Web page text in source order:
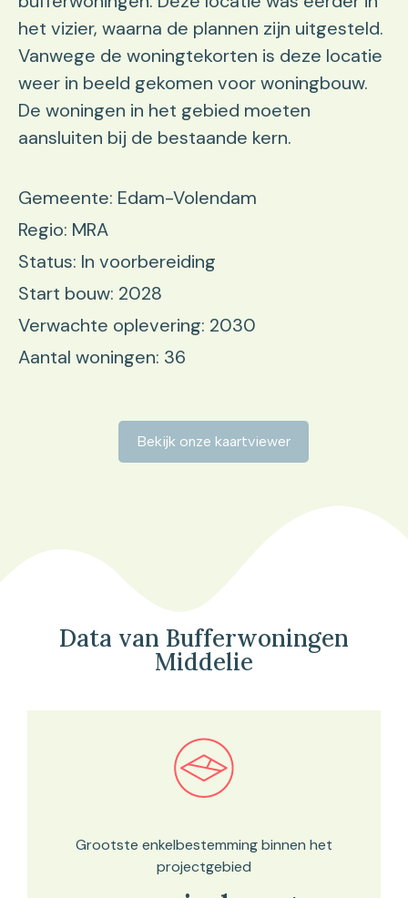
het vizier, waarna de plannen zijn uitgesteld.
Vanwege de woningtekorten is deze locatie
weer in beeld gekomen voor woningbouw.
De woningen in het gebied moeten
aansluiten bij de bestaande kern.
Gemeente: Edam-Volendam
Regio: MRA
Status: In voorbereiding
Start bouw: 2028
Verwachte oplevering: 2030
Aantal woningen: 36
Bekijk onze kaartviewer
Data van Bufferwoningen
Middelie
Bekijk in onze kaartviewer
Grootste enkelbestemming binnen het
projectgebied